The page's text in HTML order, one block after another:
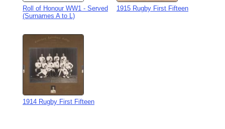
Roll of Honour WW1 - Served
(Surnames A to L)
1915 Rugby First Fifteen
1914 Rugby First Fifteen